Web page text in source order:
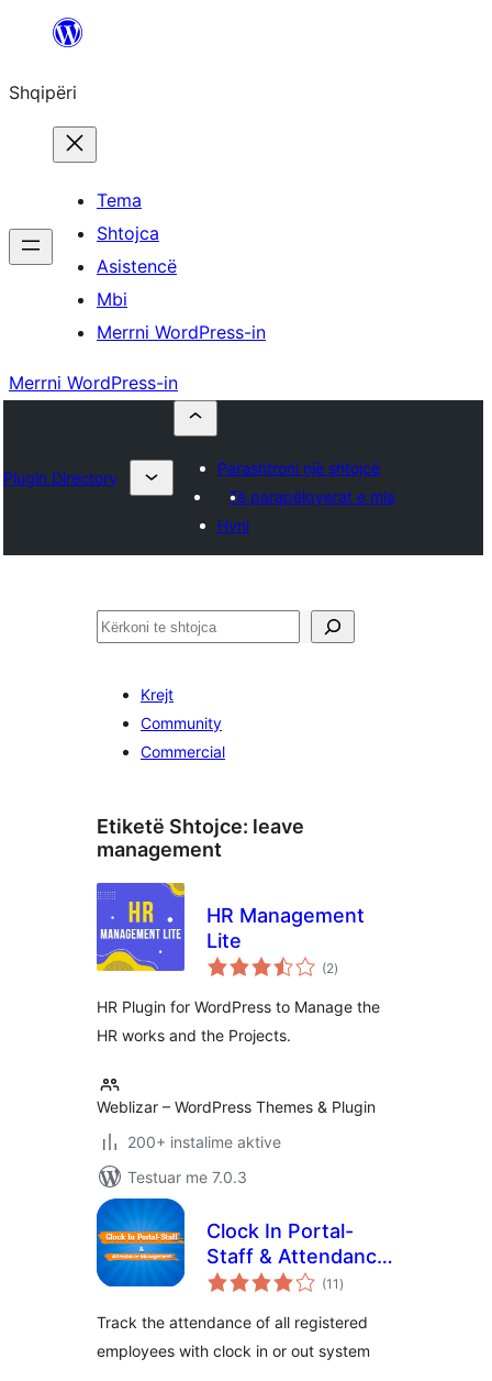
Hidhu
lënda
Shqipëri
Tema
Shtojca
Asistencë
Mbi
Merrni WordPress-in
Merrni WordPress-in
Plugin Directory
Parashtroni një shtojcë
Të parapëlqyerat e mia
Hyni
Kërko
Krejt
Community
Commercial
Etiketë Shtojce: leave
management
HR Management
Lite
(2vlerësime
gjithsej
)
HR Plugin for WordPress to Manage the
HR works and the Projects.
Weblizar – WordPress Themes & Plugin
200+ instalime aktive
Testuar me 7.0.3
Clock In Portal-
Staff & Attendance
Management(11 vlerësime
gjithsej
)
Track the attendance of all registered
employees with clock in or out system